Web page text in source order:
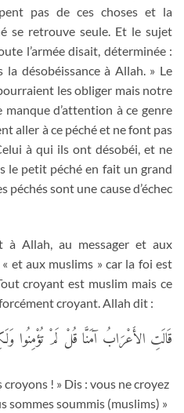
pas de ces choses et la
se retrouve seule. Et le sujet
l’armée disait, déterminée :
la désobéissance à Allah. » Le
les obliger mais notre
manque d’attention à ce genre
aller à ce péché et ne font pas
à qui ils ont désobéi, et ne
le petit péché en fait un grand
péchés sont une cause d’échec
à Allah, au messager et aux
et aux muslims » car la foi est
croyant est muslim mais ce
croyant. Allah dit :
قَالَتِ الأَعْرَابُ آمَنَّا قُلْ لَمْ تُؤْمِنُوا
! » Dis : vous ne croyez
sommes soummis (muslims) »